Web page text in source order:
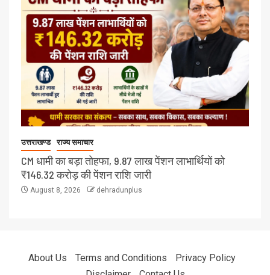
उत्तराखण्ड राज्य समाचार
CM धामी का बड़ा तोहफा, 9.87 लाख पेंशन लाभार्थियों को
₹146.32 करोड़ की पेंशन राशि जारी
August 8, 2026 dehradunplus
About Us Terms and Conditions
Privacy Policy